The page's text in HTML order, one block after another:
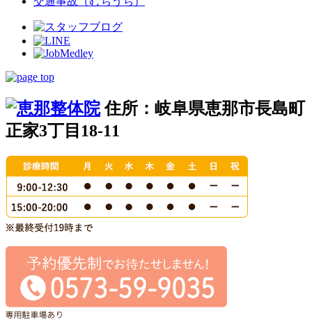
住所：岐阜県恵那市長島町
正家3丁目18-11